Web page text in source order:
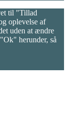
til "Tillad
oplevelse af
uden at ændre
herunder, så